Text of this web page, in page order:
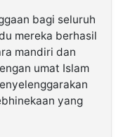
bagi seluruh
mereka berhasil
mandiri dan
umat Islam
yang